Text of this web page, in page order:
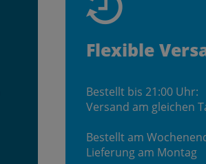
Flexible
Bestellt bis 21:00 Uhr:
Versand am gleichen
Bestellt am
Lieferung am Montag